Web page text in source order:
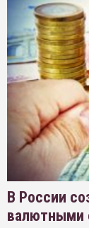
В России
валютными